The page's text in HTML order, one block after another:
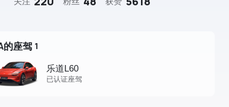
的座驾 1
乐道L60
已认证座驾